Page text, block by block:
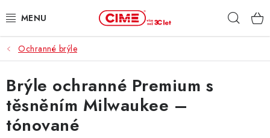
na
ZAHRADA, LES
DÍLNA, STAVBA
MILWAUKEE
Ochranné brýle
Brýle ochranné Premium s
těsněním Milwaukee –
tónované